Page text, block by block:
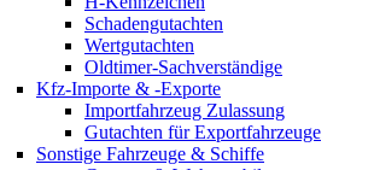
Schadengutachten
Wertgutachten
Oldtimer-Sachverständige
Kfz-Importe & -Exporte
Importfahrzeug Zulassung
Gutachten für Exportfahrzeuge
Sonstige Fahrzeuge & Schiffe